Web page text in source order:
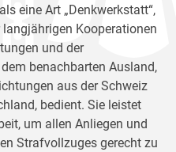
eine Art „Denkwerkstatt“,
Kooperationen
und der
benachbarten Ausland,
aus der Schweiz
bedient. Sie leistet
um allen Anliegen und
Strafvollzuges gerecht zu